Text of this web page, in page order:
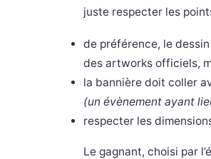
juste respecter les
de préférence, le
des artworks officiels,
la bannière doit coller
(un évènement ayant
respecter les
Le gagnant, choisi par